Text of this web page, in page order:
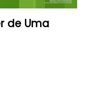
de Uma